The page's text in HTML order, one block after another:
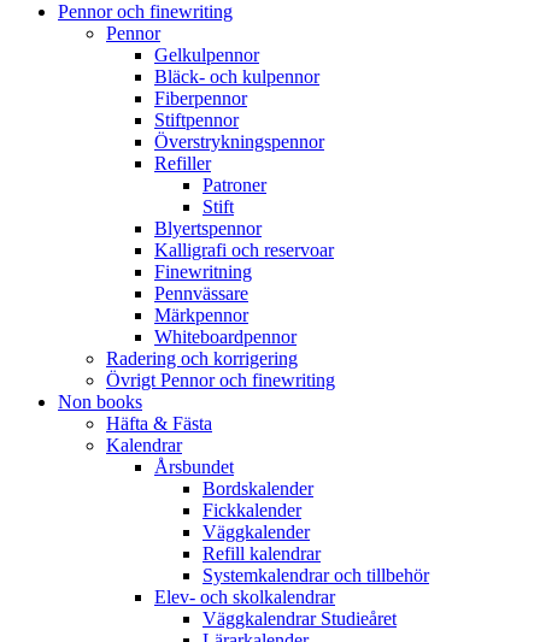
Pennor och finewriting
Pennor
Gelkulpennor
Bläck- och kulpennor
Fiberpennor
Stiftpennor
Överstrykningspennor
Refiller
Patroner
Stift
Blyertspennor
Kalligrafi och reservoar
Finewritning
Pennvässare
Märkpennor
Whiteboardpennor
Radering och korrigering
Övrigt Pennor och finewriting
Non books
Häfta & Fästa
Kalendrar
Årsbundet
Bordskalender
Fickkalender
Väggkalender
Refill kalendrar
Systemkalendrar och tillbehör
Elev- och skolkalendrar
Väggkalendrar Studieåret